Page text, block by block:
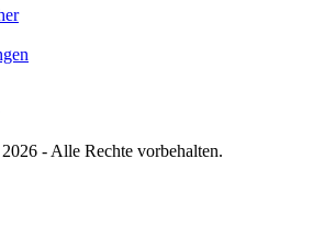
- Alle Rechte vorbehalten.